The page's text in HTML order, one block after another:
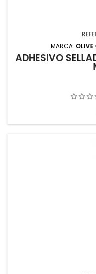
MARCA:
ADHESIVO